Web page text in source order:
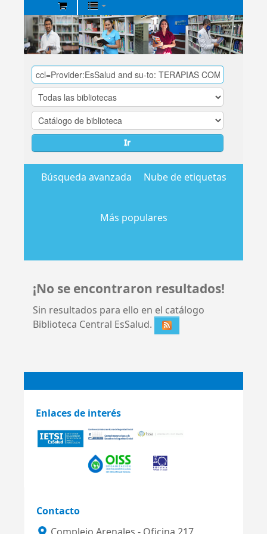
Biblioteca
Central
EsSalud
Ir
Búsqueda avanzada Nube de etiquetas
Más populares
¡No se encontraron resultados!
Sin resultados para ello en el catálogo
Biblioteca Central EsSalud.
Enlaces de interés
Contacto